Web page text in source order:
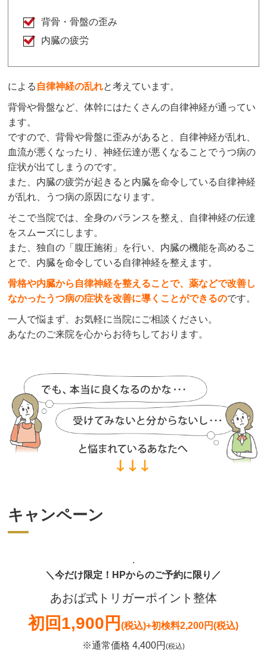
背骨・骨盤の歪み
内臓の疲労
による 自律神経の乱れと考えています。
背骨や骨盤など、体幹にはたくさんの自律神経が通ってい
ます。
ですので、背骨や骨盤に歪みがあると、自律神経が乱れ、
血流が悪くなったり、神経伝達が悪くなることでうつ病の
症状が出てしまうのです。
また、内臓の疲労が起きると内臓を命令している自律神経
が乱れ、うつ病の原因になります。
そこで当院では、全身のバランスを整え、自律神経の伝達
をスムーズにします。
また、独自の「腹圧施術」を行い、内臓の機能を高めるこ
とで、内臓を命令している自律神経を整えます。
骨格や内臓から自律神経を整えることで、薬などで改善し
なかったうつ病の症状を改善に導くことができるのです。
一人で悩まず、お気軽に当院にご相談ください。
あなたのご来院を心からお待ちしております。
キャンペーン
.
＼今だけ限定！HPからのご予約に限り／
あおば式トリガーポイント整体
初回1,900円(税込)+初検料2,200円(税込)
※通常価格 4,400円 (税込)